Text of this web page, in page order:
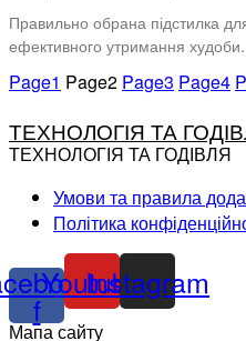
Правильно обрана підстилка
ефективного утримання
Page1 Page2 Page3 Page4
ТЕХНОЛОГІЯ ТА
ТЕХНОЛОГІЯ ТА ГОДІВЛЯ
Умови та правила
Політика
f
Youtube
Instagram
Мапа сайту